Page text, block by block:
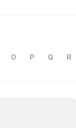
O P Q R